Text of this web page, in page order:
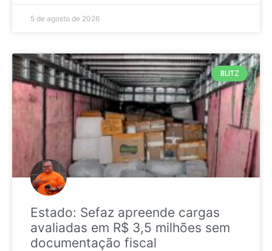
5 de agosto de 2026
BLITZ
Estado: Sefaz apreende cargas
avaliadas em R$ 3,5 milhões sem
documentação fiscal